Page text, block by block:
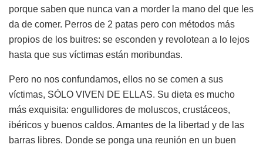
porque saben que nunca van a morder la mano del que les
da de comer. Perros de 2 patas pero con métodos más
propios de los buitres: se esconden y revolotean a lo lejos
hasta que sus víctimas están moribundas.
Pero no nos confundamos, ellos no se comen a sus
víctimas, SÓLO VIVEN DE ELLAS. Su dieta es mucho
más exquisita: engullidores de moluscos, crustáceos,
ibéricos y buenos caldos. Amantes de la libertad y de las
barras libres. Donde se ponga una reunión en un buen